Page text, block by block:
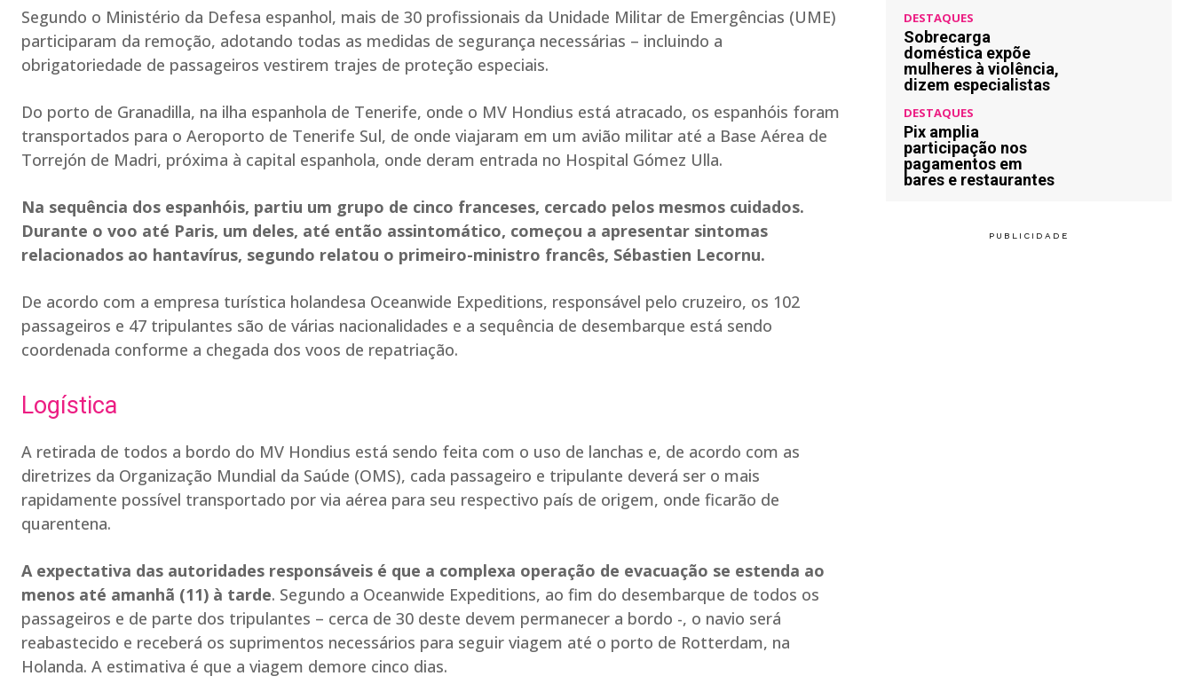
Segundo o Ministério da Defesa espanhol, mais de 30 profissionais da Unidade Militar de Emergências (UME)
participaram da remoção, adotando todas as medidas de segurança necessárias – incluindo a
obrigatoriedade de passageiros vestirem trajes de proteção especiais.
Do porto de Granadilla, na ilha espanhola de Tenerife, onde o MV Hondius está atracado, os espanhóis foram
transportados para o Aeroporto de Tenerife Sul, de onde viajaram em um avião militar até a Base Aérea de
Torrejón de Madri, próxima à capital espanhola, onde deram entrada no Hospital Gómez Ulla.
Na sequência dos espanhóis, partiu um grupo de cinco franceses, cercado pelos mesmos cuidados.
Durante o voo até Paris, um deles, até então assintomático, começou a apresentar sintomas
relacionados ao hantavírus, segundo relatou o primeiro-ministro francês, Sébastien Lecornu.
De acordo com a empresa turística holandesa Oceanwide Expeditions, responsável pelo cruzeiro, os 102
passageiros e 47 tripulantes são de várias nacionalidades e a sequência de desembarque está sendo
coordenada conforme a chegada dos voos de repatriação.
Logística
A retirada de todos a bordo do MV Hondius está sendo feita com o uso de lanchas e, de acordo com as
diretrizes da Organização Mundial da Saúde (OMS), cada passageiro e tripulante deverá ser o mais
rapidamente possível transportado por via aérea para seu respectivo país de origem, onde ficarão de
quarentena.
A expectativa das autoridades responsáveis é que a complexa operação de evacuação se estenda ao
menos até amanhã (11) à tarde. Segundo a Oceanwide Expeditions, ao fim do desembarque de todos os
passageiros e de parte dos tripulantes – cerca de 30 deste devem permanecer a bordo -, o navio será
reabastecido e receberá os suprimentos necessários para seguir viagem até o porto de Rotterdam, na
Holanda. A estimativa é que a viagem demore cinco dias.
DESTAQUES
Sobrecarga
doméstica expõe
mulheres à violência,
dizem especialistas
DESTAQUES
Pix amplia
participação nos
pagamentos em
bares e restaurantes